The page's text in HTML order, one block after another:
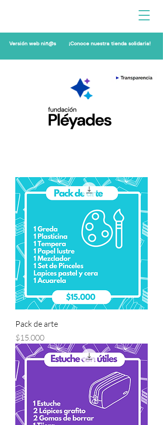
Versión web niñ@s ¡Conoce nuestra tienda solidaria!
Pack de arte
Precio
$15.000